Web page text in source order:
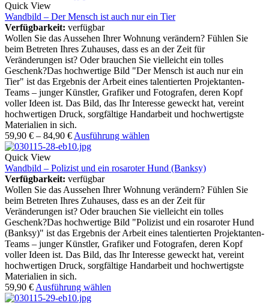
Quick View
Wandbild – Der Mensch ist auch nur ein Tier
Verfügbarkeit: verfügbar
Wollen Sie das Aussehen Ihrer Wohnung verändern? Fühlen Sie
beim Betreten Ihres Zuhauses, dass es an der Zeit für
Veränderungen ist? Oder brauchen Sie vielleicht ein tolles
Geschenk?Das hochwertige Bild "Der Mensch ist auch nur ein
Tier" ist das Ergebnis der Arbeit eines talentierten Projektanten-
Teams – junger Künstler, Grafiker und Fotografen, deren Kopf
voller Ideen ist. Das Bild, das Ihr Interesse geweckt hat, vereint
hochwertigen Druck, sorgfältige Handarbeit und hochwertigste
Materialien in sich.
59,90 € – 84,90 € Ausführung wählen
Quick View
Wandbild – Polizist und ein rosaroter Hund (Banksy)
Verfügbarkeit: verfügbar
Wollen Sie das Aussehen Ihrer Wohnung verändern? Fühlen Sie
beim Betreten Ihres Zuhauses, dass es an der Zeit für
Veränderungen ist? Oder brauchen Sie vielleicht ein tolles
Geschenk?Das hochwertige Bild "Polizist und ein rosaroter Hund
(Banksy)" ist das Ergebnis der Arbeit eines talentierten Projektanten-
Teams – junger Künstler, Grafiker und Fotografen, deren Kopf
voller Ideen ist. Das Bild, das Ihr Interesse geweckt hat, vereint
hochwertigen Druck, sorgfältige Handarbeit und hochwertigste
Materialien in sich.
59,90 € Ausführung wählen